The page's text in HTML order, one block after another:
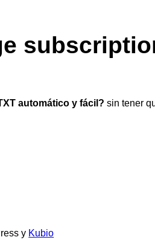
automático y fácil? sin tener
y Kubio